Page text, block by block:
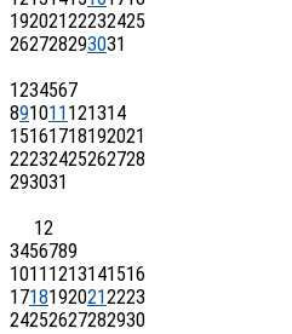
19202122232425
262728293031
1234567
891011 121314
15161718192021
22232425262728
293031
12
3456789
1011 1213141516
17181920212223
24252627282930